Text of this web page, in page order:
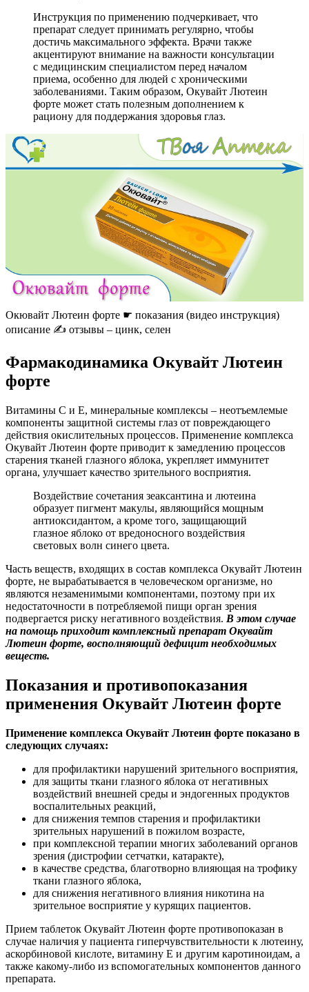
Инструкция по применению подчеркивает, что
препарат следует принимать регулярно, чтобы
достичь максимального эффекта. Врачи также
акцентируют внимание на важности консультации
с медицинским специалистом перед началом
приема, особенно для людей с хроническими
заболеваниями. Таким образом, Окувайт Лютеин
форте может стать полезным дополнением к
рациону для поддержания здоровья глаз.
Окювайт Лютеин форте ☛ показания (видео инструкция)
описание ✍ отзывы – цинк, селен
Фармакодинамика Окувайт Лютеин
форте
Витамины C и E, минеральные комплексы – неотъемлемые
компоненты защитной системы глаз от повреждающего
действия окислительных процессов. Применение комплекса
Окувайт Лютеин форте приводит к замедлению процессов
старения тканей глазного яблока, укрепляет иммунитет
органа, улучшает качество зрительного восприятия.
Воздействие сочетания зеаксантина и лютеина
образует пигмент макулы, являющийся мощным
антиоксидантом, а кроме того, защищающий
глазное яблоко от вредоносного воздействия
световых волн синего цвета.
Часть веществ, входящих в состав комплекса Окувайт Лютеин
форте, не вырабатывается в человеческом организме, но
являются незаменимыми компонентами, поэтому при их
недостаточности в потребляемой пищи орган зрения
подвергается риску негативного воздействия. В этом случае
на помощь приходит комплексный препарат Окувайт
Лютеин форте, восполняющий дефицит необходимых
веществ.
Показания и противопоказания
применения Окувайт Лютеин форте
Применение комплекса Окувайт Лютеин форте показано в
следующих случаях:
для профилактики нарушений зрительного восприятия,
для защиты ткани глазного яблока от негативных
воздействий внешней среды и эндогенных продуктов
воспалительных реакций,
для снижения темпов старения и профилактики
зрительных нарушений в пожилом возрасте,
при комплексной терапии многих заболеваний органов
зрения (дистрофии сетчатки, катаракте),
в качестве средства, благотворно влияющая на трофику
ткани глазного яблока,
для снижения негативного влияния никотина на
зрительное восприятие у курящих пациентов.
Прием таблеток Окувайт Лютеин форте противопоказан в
случае наличия у пациента гиперчувствительности к лютеину,
аскорбиновой кислоте, витамину Е и другим каротиноидам, а
также какому-либо из вспомогательных компонентов данного
препарата.